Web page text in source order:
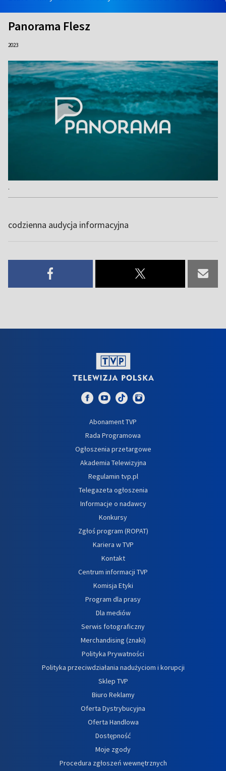
Panorama Flesz
2023
.
codzienna audycja informacyjna
Abonament TVP
Rada Programowa
Ogłoszenia przetargowe
Akademia Telewizyjna
Regulamin tvp.pl
Telegazeta ogłoszenia
Informacje o nadawcy
Konkursy
Zgłoś program (ROPAT)
Kariera w TVP
Kontakt
Centrum informacji TVP
Komisja Etyki
Program dla prasy
Dla mediów
Serwis fotograficzny
Merchandising (znaki)
Polityka Prywatności
Polityka przeciwdziałania nadużyciom i korupcji
Sklep TVP
Biuro Reklamy
Oferta Dystrybucyjna
Oferta Handlowa
Dostępność
Moje zgody
Procedura zgłoszeń wewnętrznych